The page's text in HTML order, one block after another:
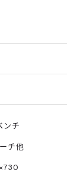
ンチ
チ他